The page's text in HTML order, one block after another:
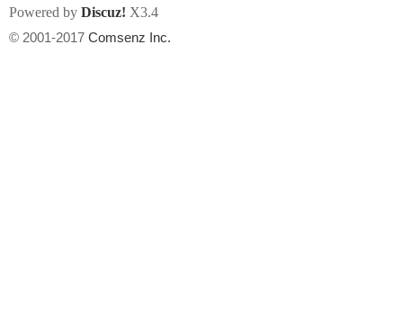
Powered by Discuz! X3.4
© 2001-2017 Comsenz Inc.